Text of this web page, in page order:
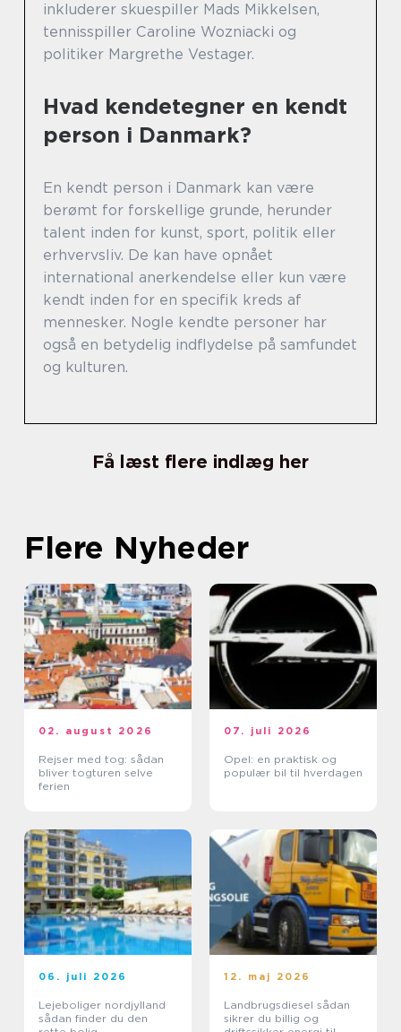
inkluderer skuespiller Mads Mikkelsen,
tennisspiller Caroline Wozniacki og
politiker Margrethe Vestager.
Hvad kendetegner en kendt
person i Danmark?
En kendt person i Danmark kan være
berømt for forskellige grunde, herunder
talent inden for kunst, sport, politik eller
erhvervsliv. De kan have opnået
international anerkendelse eller kun være
kendt inden for en specifik kreds af
mennesker. Nogle kendte personer har
også en betydelig indflydelse på samfundet
og kulturen.
Få læst flere indlæg her
Flere Nyheder
02. august 2026
Rejser med tog: sådan
bliver togturen selve
ferien
07. juli 2026
Opel: en praktisk og
populær bil til hverdagen
06. juli 2026
Lejeboliger nordjylland
sådan finder du den
12. maj 2026
Landbrugsdiesel sådan
sikrer du billig og